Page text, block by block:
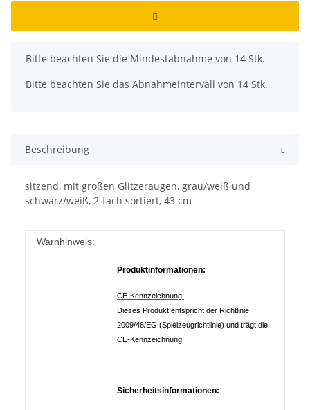
x
Bitte beachten Sie die Mindestabnahme von 14 Stk.
Bitte beachten Sie das Abnahmeintervall von 14 Stk.
Beschreibung
sitzend, mit großen Glitzeraugen, grau/weiß und
schwarz/weiß, 2-fach sortiert, 43 cm
Warnhinweis:
Produktinformationen:
CE-Kennzeichnung:
Dieses Produkt entspricht der Richtlinie
2009/48/EG (Spielzeugrichtlinie) und trägt die
CE-Kennzeichnung.
Sicherheitsinformationen: